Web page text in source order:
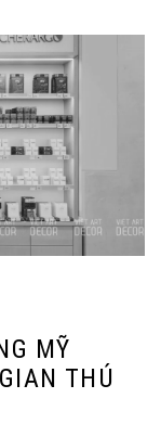
MỸ
THÚ